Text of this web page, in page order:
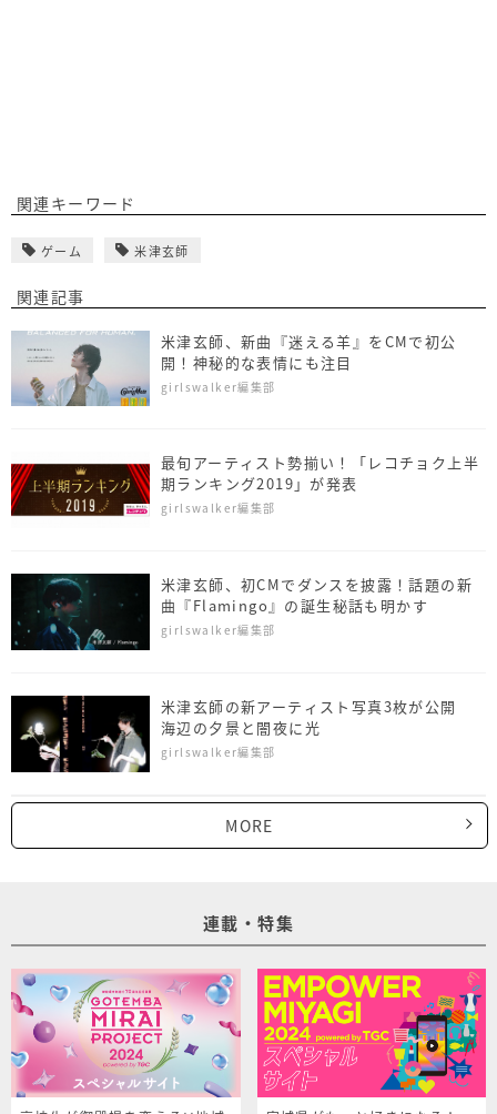
関連キーワード
ゲーム 米津玄師
関連記事
米津玄師、新曲『迷える羊』をCMで初公
開！神秘的な表情にも注目
girlswalker編集部
最旬アーティスト勢揃い！「レコチョク上半
期ランキング2019」が発表
girlswalker編集部
米津玄師、初CMでダンスを披露！話題の新
曲『Flamingo』の誕生秘話も明かす
girlswalker編集部
米津玄師の新アーティスト写真3枚が公開
海辺の夕景と闇夜に光
girlswalker編集部
MORE
連載・特集